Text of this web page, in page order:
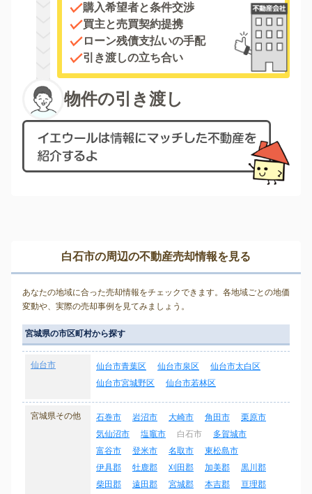
購入希望者と条件交渉
買主と売買契約提携
ローン残債支払いの手配
引き渡しの立ち合い
物件の引き渡し
白石市の周辺の不動産売却情報を見る
あなたの地域に合った売却情報をチェックできます。各地域ごとの地価
変動や、実際の売却事例を見てみましょう。
宮城県の市区町村から探す
仙台市 仙台市青葉区 仙台市泉区
仙台市太白区
仙台市宮城野区
仙台市若林区
宮城県その他 石巻市 岩沼市 大崎市 角田市
栗原市
気仙沼市
塩竈市 白石市
多賀城市
富谷市
登米市 名取市
東松島市
伊具郡
牡鹿郡 刈田郡 加美郡
黒川郡
柴田郡
遠田郡 宮城郡 本吉郡 亘理郡